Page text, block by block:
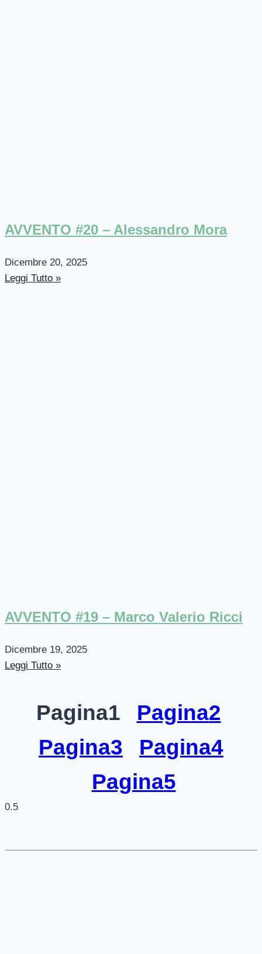
AVVENTO #20 – Alessandro Mora
Dicembre 20, 2025
Leggi Tutto »
AVVENTO #19 – Marco Valerio Ricci
Dicembre 19, 2025
Leggi Tutto »
Pagina1 Pagina2
Pagina3 Pagina4
Pagina5